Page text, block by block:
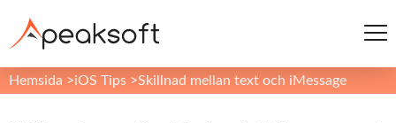
Hemsida >iOS Tips >Skillnad mellan text och iMessage